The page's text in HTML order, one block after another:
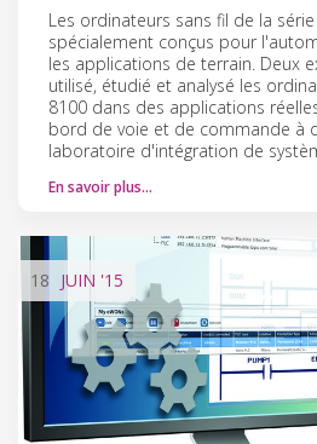
Les ordinateurs sans fil de la
spécialement conçus pour
les applications de terrain. Deux
utilisé, étudié et analysé les
8100 dans des applications
bord de voie et de commande à
laboratoire d'intégration de
En savoir plus…
18 JUIN '15